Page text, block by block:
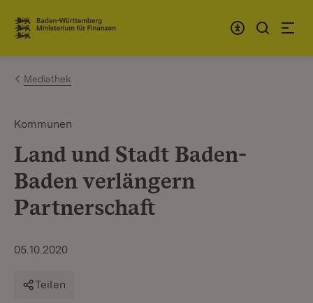
Zum Inhalt springen
Link zur Startseite
Mediathek
Kommunen
Land und Stadt Baden-
Baden verlängern
Partnerschaft
05.10.2020
Teilen